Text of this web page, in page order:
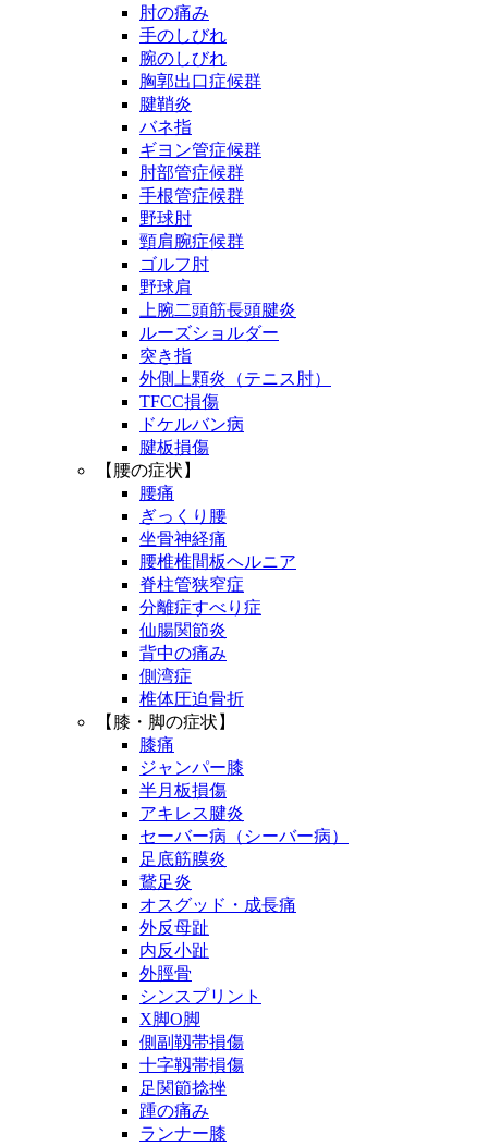
肘の痛み
手のしびれ
腕のしびれ
胸郭出口症候群
腱鞘炎
バネ指
ギヨン管症候群
肘部管症候群
手根管症候群
野球肘
頸肩腕症候群
ゴルフ肘
野球肩
上腕二頭筋長頭腱炎
ルーズショルダー
突き指
外側上顆炎（テニス肘）
TFCC損傷
ドケルバン病
腱板損傷
【腰の症状】
腰痛
ぎっくり腰
坐骨神経痛
腰椎椎間板ヘルニア
脊柱管狭窄症
分離症すべり症
仙腸関節炎
背中の痛み
側湾症
椎体圧迫骨折
【膝・脚の症状】
膝痛
ジャンパー膝
半月板損傷
アキレス腱炎
セーバー病（シーバー病）
足底筋膜炎
鵞足炎
オスグッド・成長痛
外反母趾
内反小趾
外脛骨
シンスプリント
X脚O脚
側副靱帯損傷
十字靱帯損傷
足関節捻挫
踵の痛み
ランナー膝